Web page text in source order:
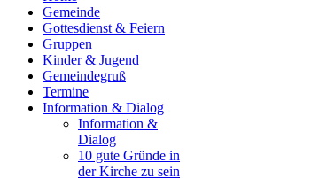
Gemeinde
Gottesdienst & Feiern
Gruppen
Kinder & Jugend
Gemeindegruß
Termine
Information & Dialog
Information &
Dialog
10 gute Gründe in
der Kirche zu sein